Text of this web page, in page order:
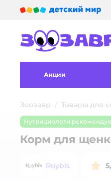
Акции
Зоозавр Товары для
Нутрициологи
Корм для
Roybis